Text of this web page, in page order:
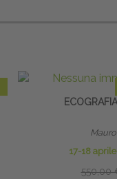
17-18
550,00